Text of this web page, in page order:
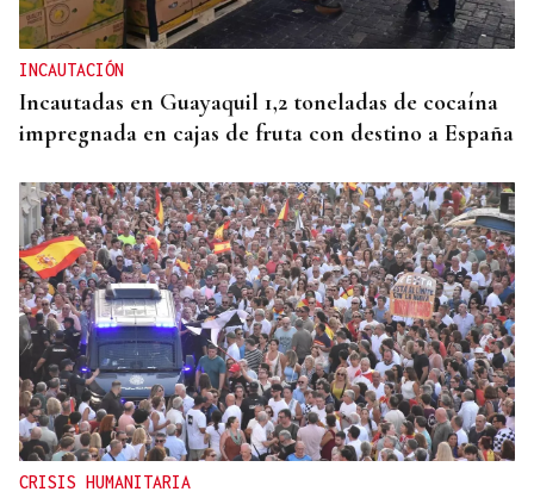
INCAUTACIÓN
Incautadas en Guayaquil 1,2 toneladas de cocaína
impregnada en cajas de fruta con destino a España
CRISIS HUMANITARIA